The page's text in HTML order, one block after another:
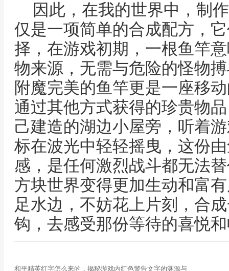
因此，在我的世界中，制
仅是一项简单的合成配方，
择，在游戏初期，一根鱼竿
物来源，无需与危险的怪物
附魔完美的鱼竿更是一座移
通过其他方式获得的珍贵物
己建造的湖边小屋旁，听着
标在波光中轻轻摇曳，这份
感，是任何激烈战斗都无法
方块世界变得更加生动和富
足水边，不妨花上片刻，合
钩，去感受那份等待的喜悦
和平精英红字怎么来的，揭秘游戏内红色警告文字的渊源与